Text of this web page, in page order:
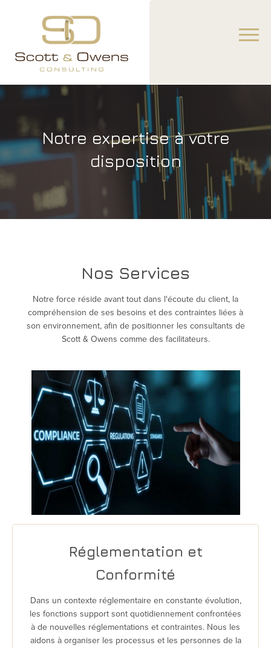
Notre expertise à votre
disposition
Nos Services
Notre force réside avant tout dans l'écoute du client, la
compréhension de ses besoins et des contraintes liées à
son environnement, afin de positionner les consultants de
Scott & Owens comme des facilitateurs.
Réglementation et
Conformité
Dans un contexte réglementaire en constante évolution,
les fonctions support sont quotidiennement confrontées
à de nouvelles réglementations et contraintes. Nous les
aidons à organiser les processus et les personnes de la